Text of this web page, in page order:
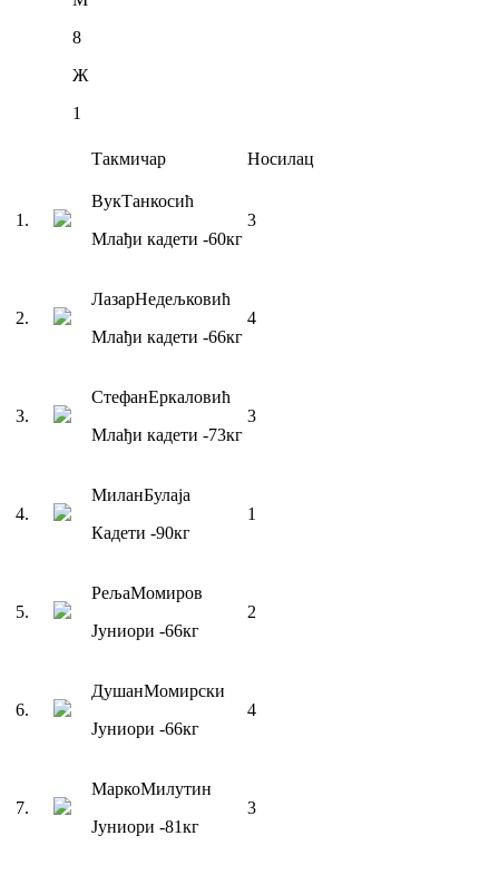
8
Ж
1
Такмичар Носилац
1 .
ВукТанкосић
Млађи кадети -60кг
3
2.
ЛазарНедељковић
Млађи кадети -66кг
4
3.
СтефанЕркаловић
Млађи кадети -73кг
3
4.
МиланБулаја
Кадети -90кг
1
5.
РељаМомиров
Јуниори -66кг
2
6.
ДушанМомирски
Јуниори -66кг
4
7.
МаркоМилутин
Јуниори -81кг
3